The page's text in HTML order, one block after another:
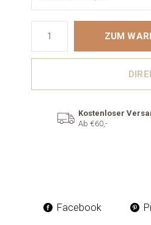
ZUM
Kostenloser
Ab €60,-
Facebook